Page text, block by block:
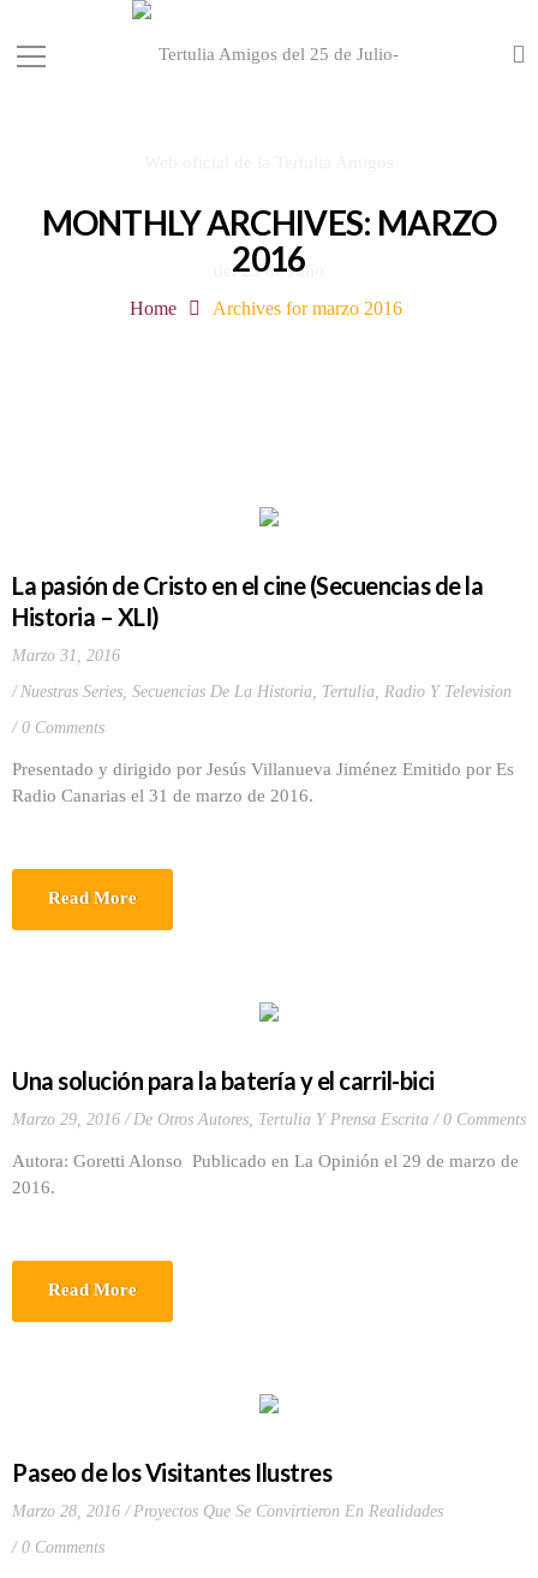
MONTHLY ARCHIVES: MARZO
2016
Home Archives for marzo 2016
La pasión de Cristo en el cine (Secuencias de la
Historia – XLI)
Marzo 31, 2016
Nuestras Series, Secuencias De La Historia, Tertulia, Radio Y Television
0 Comments
Presentado y dirigido por Jesús Villanueva Jiménez Emitido por Es
Radio Canarias el 31 de marzo de 2016.
Read More
Una solución para la batería y el carril-bici
Marzo 29, 2016 De Otros Autores, Tertulia Y Prensa Escrita 0 Comments
Autora: Goretti Alonso Publicado en La Opinión el 29 de marzo de
2016.
Read More
Paseo de los Visitantes Ilustres
Marzo 28, 2016
Proyectos Que Se Convirtieron En Realidades
0 Comments